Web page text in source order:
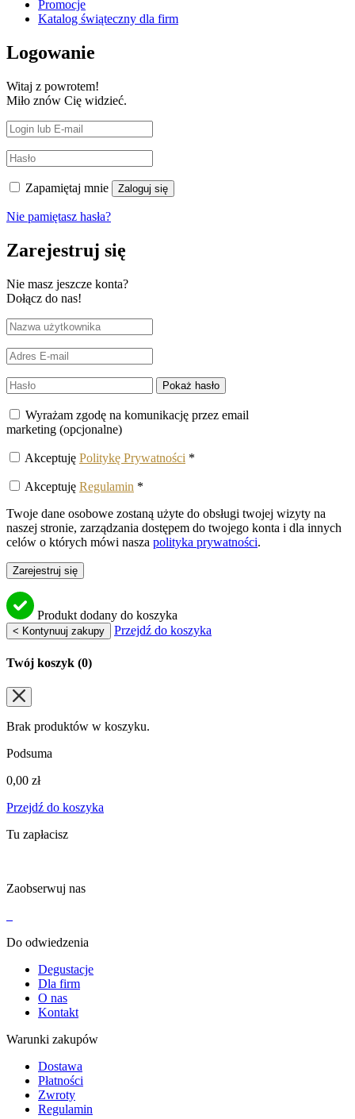
Promocje
Katalog świąteczny dla firm
Logowanie
Witaj z powrotem!
Miło znów Cię widzieć.
Zapamiętaj mnie Zaloguj się
Nie pamiętasz hasła?
Zarejestruj się
Nie masz jeszcze konta?
Dołącz do nas!
Pokaż hasło
Wyrażam zgodę na komunikację przez email
marketing (opcjonalne)
Akceptuję Politykę Prywatności *
Akceptuję Regulamin *
Twoje dane osobowe zostaną użyte do obsługi twojej wizyty na
naszej stronie, zarządzania dostępem do twojego konta i dla innych
celów o których mówi nasza polityka prywatności.
Zarejestruj się
Produkt dodany do koszyka
< Kontynuuj zakupy Przejdź do koszyka
Twój koszyk (0)
Brak produktów w koszyku.
Podsuma
0,00 zł
Przejdź do koszyka
Tu zapłacisz
Zaobserwuj nas
Do odwiedzenia
Degustacje
Dla firm
O nas
Kontakt
Warunki zakupów
Dostawa
Płatności
Zwroty
Regulamin